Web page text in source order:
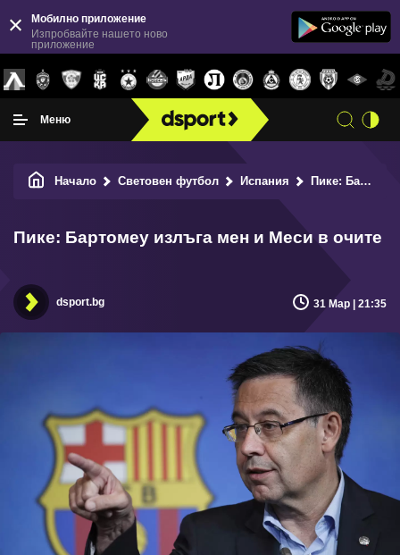
Мобилно приложение
Изпробвайте нашето ново
приложение
Меню
Начало Световен футбол Испания Пике: Бартомеу излъга мен и Меси в очите
Пике: Бартомеу излъга мен и Меси в очите
dsport.bg 31 Мар | 21:35